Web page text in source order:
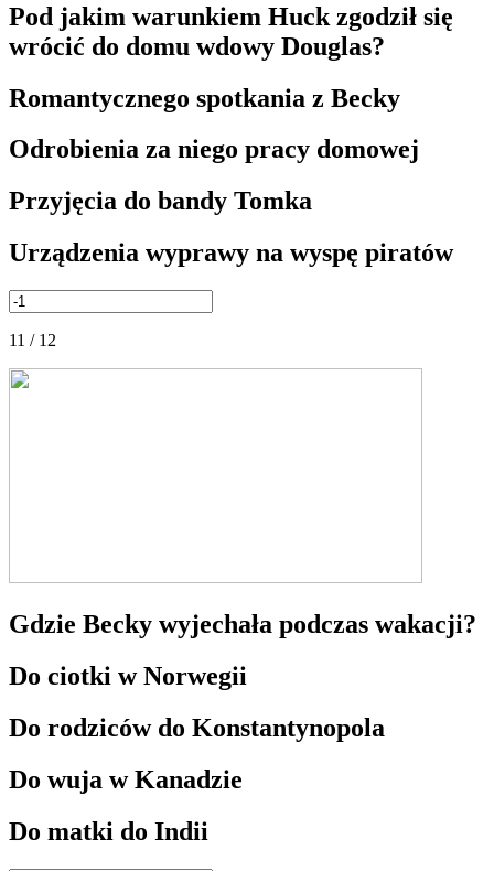
Pod jakim warunkiem Huck zgodził się
wrócić do domu wdowy Douglas?
Romantycznego spotkania z Becky
Odrobienia za niego pracy domowej
Przyjęcia do bandy Tomka
Urządzenia wyprawy na wyspę piratów
11 / 12
Gdzie Becky wyjechała podczas wakacji?
Do ciotki w Norwegii
Do rodziców do Konstantynopola
Do wuja w Kanadzie
Do matki do Indii